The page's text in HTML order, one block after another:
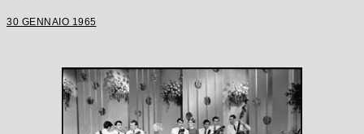
30 GENNAIO 1965